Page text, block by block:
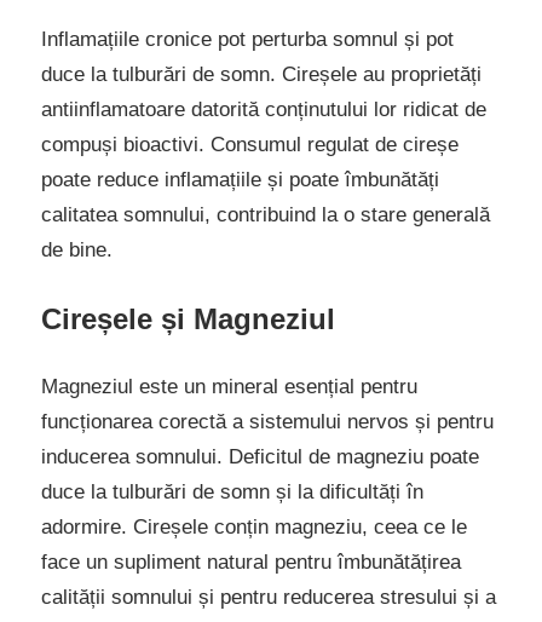
Inflamațiile cronice pot perturba somnul și pot
duce la tulburări de somn. Cireșele au proprietăți
antiinflamatoare datorită conținutului lor ridicat de
compuși bioactivi. Consumul regulat de cireșe
poate reduce inflamațiile și poate îmbunătăți
calitatea somnului, contribuind la o stare generală
de bine.
Cireșele și Magneziul
Magneziul este un mineral esențial pentru
funcționarea corectă a sistemului nervos și pentru
inducerea somnului. Deficitul de magneziu poate
duce la tulburări de somn și la dificultăți în
adormire. Cireșele conțin magneziu, ceea ce le
face un supliment natural pentru îmbunătățirea
calității somnului și pentru reducerea stresului și a